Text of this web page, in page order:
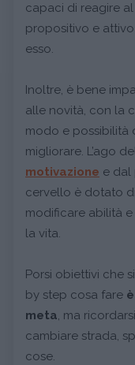
capaci di reagire
propositivo e
esso.
Inoltre, è bene
alle novità, con la
modo e possibilità
migliorare. L’ago
motivazione e dal
cervello è dotato
modificare abilità
la vita.
Porsi obiettivi che
by step cosa fare
meta, ma
cambiare strada,
cose.